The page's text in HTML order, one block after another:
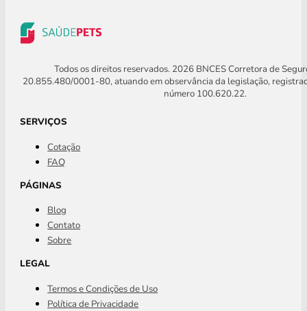
Todos os direitos reservados. 2026 BNCES Corretora de
20.855.480/0001-80, atuando em observância da legislação,
número 100.620.22.
SERVIÇOS
Cotação
FAQ
PÁGINAS
Blog
Contato
Sobre
LEGAL
Termos e Condições de Uso
Política de Privacidade